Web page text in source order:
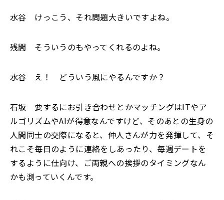
水谷 けっこう、それ問題大きいですよね。
残間 そういうのもやってくれるのよね。
水谷 え！ どういう風にやるんですか？
石坂 要するにお引き合わせとかマッチングはITやア
ルゴリズムやAIが得意なんですけど、そのあとの生身の
人間同士の交際になると、仲人さんが力を発揮して、そ
れこそ毎日のように連絡をしあったり、毎週デートを
するように仕向け、ご両親への挨拶のタイミングなん
かも測っていくんです。